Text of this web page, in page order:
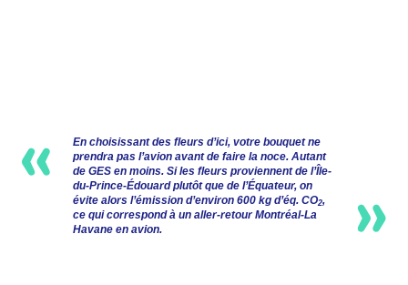
En choisissant des fleurs d’ici, votre bouquet ne
prendra pas l’avion avant de faire la noce. Autant
de GES en moins. Si les fleurs proviennent de l’Île-
du-Prince-Édouard plutôt que de l’Équateur, on
évite alors l’émission d’environ 600 kg d’éq. CO2,
ce qui correspond à un aller-retour Montréal-La
Havane en avion.